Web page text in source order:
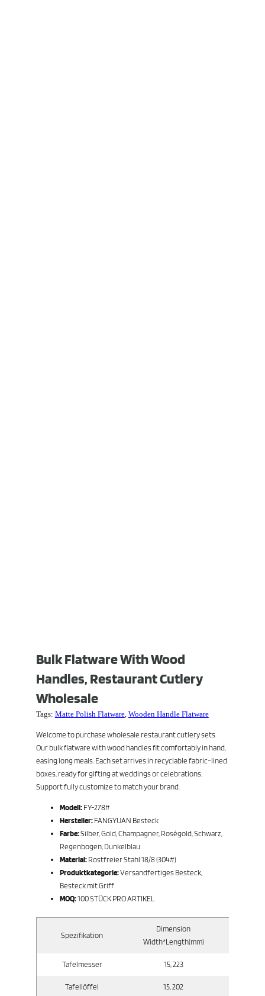
Bulk Flatware With Wood
Handles, Restaurant Cutlery
Wholesale
Tags: Matte Polish Flatware, Wooden Handle Flatware
Welcome to purchase wholesale restaurant cutlery sets.
Our bulk flatware with wood handles fit comfortably in hand,
easing long meals. Each set arrives in recyclable fabric-lined
boxes, ready for gifting at weddings or celebrations.
Support fully customize to match your brand.
Modell:FY-278#
Hersteller:FANGYUAN Besteck
Farbe:Silber, Gold, Champagner, Roségold, Schwarz,
Regenbogen, Dunkelblau
Material:Rostfreier Stahl 18/8 (304#)
Produktkategorie:Versandfertiges Besteck,
Besteck mit Griff
MOQ:100 STÜCK PRO ARTIKEL
Spezifikation
Dimension
Width*Length(mm)
Tafelmesser 15, 223
Tafellöffel 15, 202